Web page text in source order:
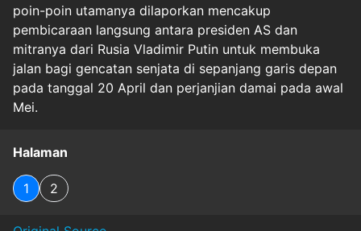
poin-poin utamanya dilaporkan mencakup
pembicaraan langsung antara presiden AS dan
mitranya dari Rusia Vladimir Putin untuk membuka
jalan bagi gencatan senjata di sepanjang garis depan
pada tanggal 20 April dan perjanjian damai pada awal
Mei.
Halaman
1 2